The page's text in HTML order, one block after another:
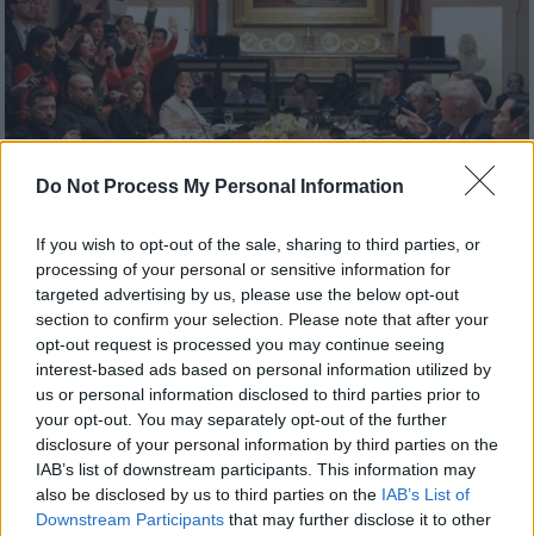
Do Not Process My Personal Information
If you wish to opt-out of the sale, sharing to third parties, or
processing of your personal or sensitive information for
targeted advertising by us, please use the below opt-out
section to confirm your selection. Please note that after your
opt-out request is processed you may continue seeing
interest-based ads based on personal information utilized by
us or personal information disclosed to third parties prior to
your opt-out. You may separately opt-out of the further
disclosure of your personal information by third parties on the
IAB’s list of downstream participants. This information may
also be disclosed by us to third parties on the IAB’s List of
Downstream Participants that may further disclose it to other
Κόσμος|17.10.2025 22:37
«Μπορούμε να τελειώσουμε τον
πόλεμο»: Οι Tomahawk, οι πιέσεις, το
στοίχημα της ειρήνης - Όσα είπαν
Τραμπ-Ζελένσκι
Τι είπαν οι δύο πρόεδροι για τις
διαπραγματεύσεις με τον Πούτιν, τις
πιέσεις για εκεχειρία και την ανταλλαγή
όπλων ΗΠΑ-Ουκρανίας